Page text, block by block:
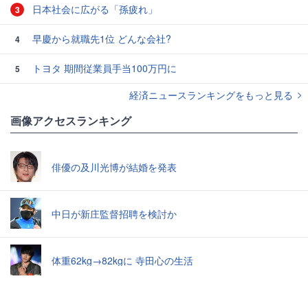
3 日本社会に広がる「孫疲れ」
4 早慶から就職先1位 どんな会社?
5
トヨタ 期間従業員手当100万円に
経済ニュースランキングをもっと見る
画像アクセスランキング
俳優の及川光博が結婚を発表
中日が新庄監督招聘を検討か
体重62kg→82kgに 寺田心の生活